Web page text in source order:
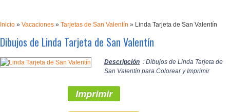
Inicio » Vacaciones » Tarjetas de San Valentín » Linda Tarjeta de San Valentín
Dibujos de Linda Tarjeta de San Valentín
Descripción : Dibujos de Linda Tarjeta de
San Valentín para Colorear y Imprimir
Imprimir